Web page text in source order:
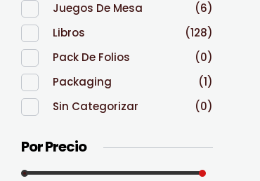
Juegos De Mesa
(6)
Libros
(128)
Pack De Folios
(0)
Packaging
(1)
Sin Categorizar
(0)
Por Precio